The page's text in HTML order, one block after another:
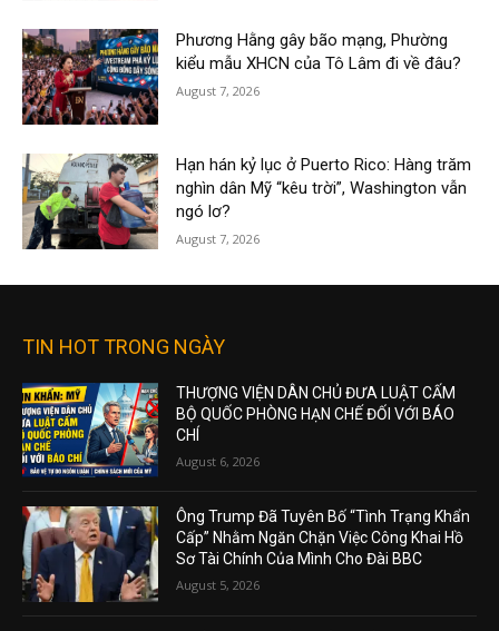
Phương Hằng gây bão mạng, Phường
kiểu mẫu XHCN của Tô Lâm đi về đâu?
August 7, 2026
Hạn hán kỷ lục ở Puerto Rico: Hàng trăm
nghìn dân Mỹ “kêu trời”, Washington vẫn
ngó lơ?
August 7, 2026
TIN HOT TRONG NGÀY
THƯỢNG VIỆN DÂN CHỦ ĐƯA LUẬT CẤM
BỘ QUỐC PHÒNG HẠN CHẾ ĐỐI VỚI BÁO
CHÍ
August 6, 2026
Ông Trump Đã Tuyên Bố “Tình Trạng Khẩn
Cấp” Nhằm Ngăn Chặn Việc Công Khai Hồ
Sơ Tài Chính Của Mình Cho Đài BBC
August 5, 2026